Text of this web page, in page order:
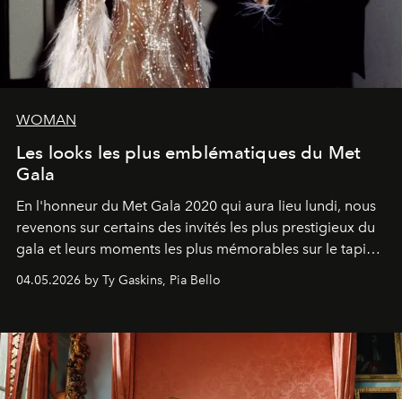
WOMAN
Les looks les plus emblématiques du Met
Gala
En l'honneur du Met Gala 2020 qui aura lieu lundi, nous
revenons sur certains des invités les plus prestigieux du
gala et leurs moments les plus mémorables sur le tapis
04.05.2026 by Ty Gaskins, Pia Bello